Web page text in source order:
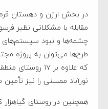
در بخش ارژن و دهستان
مقابله با مشکلاتی نظیر
چشمه‌ها و نبود سیستم‌های
طرح‌ها می‌توان به پروژه
نورآباد ممسنی را نیز
همچنین در روستای